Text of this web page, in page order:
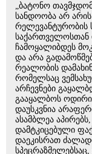
„ბატონო
სანდოობა არ
რელევანტურობის
საქართველოსთან
ჩამოყალიბდეს
და არა
რეალობის
რომელსაც
არჩევნები
გააყალბოს
დაუსკვნია
ასამბლეა
დამტკიცებული
დაეკისრათ
სპეცრაზმელებსაც,